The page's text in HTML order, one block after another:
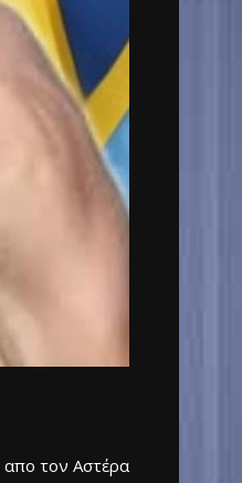
απο τον Αστέρα